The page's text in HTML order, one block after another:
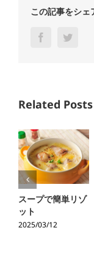
この記事をシェ
Facebook
Related Posts
スープで簡単リゾ
ット
2025/03/12